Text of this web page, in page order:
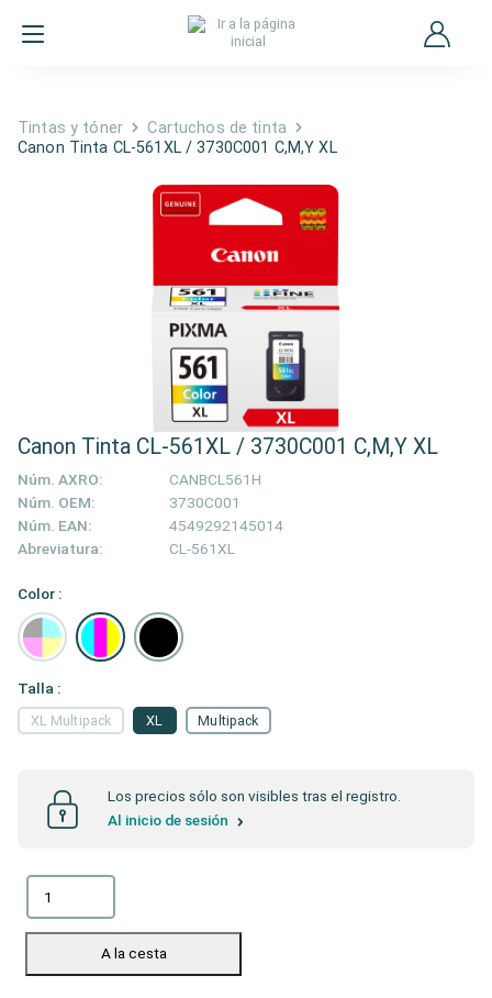
Tintas y tóner
Cartuchos de tinta
Canon Tinta CL-561XL / 3730C001 C,M,Y XL
Canon Tinta CL-561XL / 3730C001 C,M,Y XL
Núm. AXRO:
CANBCL561H
Núm. OEM:
3730C001
Núm. EAN:
4549292145014
Abreviatura:
CL-561XL
Color :
Talla :
XL
XL Multipack Multipack
Los precios sólo son visibles tras el registro.
Al inicio de sesión
A la cesta